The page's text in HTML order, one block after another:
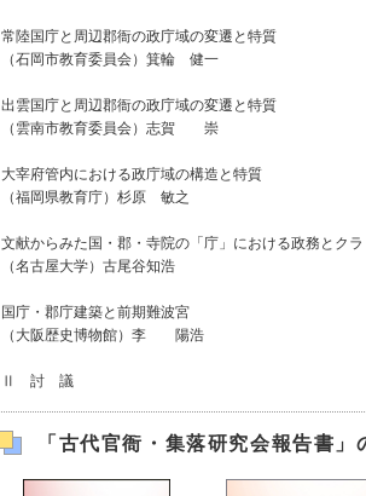
常陸国庁と周辺郡衙の政庁域の変遷と特質
（石岡市教育委員会）箕輪 健一
出雲国庁と周辺郡衙の政庁域の変遷と特質
（雲南市教育委員会）志賀 崇
大宰府管内における政庁域の構造と特質
（福岡県教育庁）杉原 敏之
文献からみた国・郡・寺院の「庁」における政務とクラ
（名古屋大学）古尾谷知浩
国庁・郡庁建築と前期難波宮
（大阪歴史博物館）李 陽浩
Ⅱ 討 議
「古代官衙・集落研究会報告書」